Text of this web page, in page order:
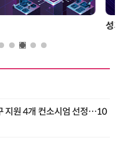
영 전략 및 사례
지원 4개 컨소시엄 선정…10